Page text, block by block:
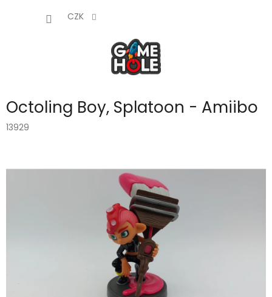
CZK
Octoling Boy, Splatoon - Amiibo
13929